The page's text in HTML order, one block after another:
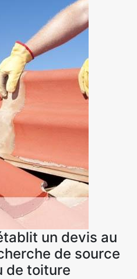
un devis au
de source
de toiture